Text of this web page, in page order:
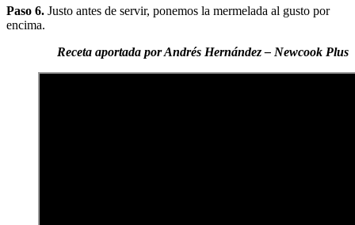
Paso 6. Justo antes de servir, ponemos la mermelada al gusto por
encima.
Receta aportada por Andrés Hernández – Newcook Plus